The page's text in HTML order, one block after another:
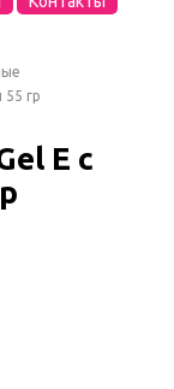
55 гр
E с